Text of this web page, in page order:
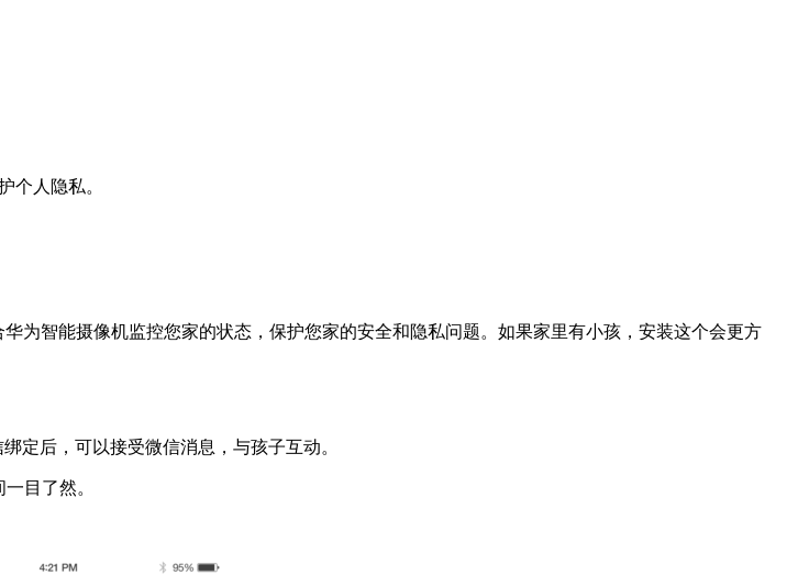
个人隐私。
为智能摄像机监控您家的状态，保护您家的安全和隐私问题。如果家里有小孩，安装这个会更方
定后，可以接受微信消息，与孩子互动。
目了然。